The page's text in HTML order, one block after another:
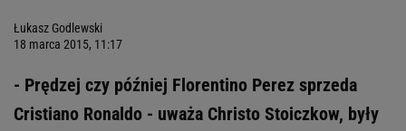
Łukasz Godlewski
18 marca 2015, 11:17
- Prędzej czy później Florentino Perez sprzeda
Cristiano Ronaldo - uważa Christo Stoiczkow, były